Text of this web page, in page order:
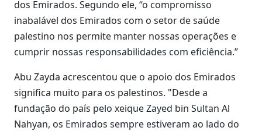
dos Emirados. Segundo ele, “o compromisso
inabalável dos Emirados com o setor de saúde
palestino nos permite manter nossas operações e
cumprir nossas responsabilidades com eficiência.”
Abu Zayda acrescentou que o apoio dos Emirados
significa muito para os palestinos. "Desde a
fundação do país pelo xeique Zayed bin Sultan Al
Nahyan, os Emirados sempre estiveram ao lado do